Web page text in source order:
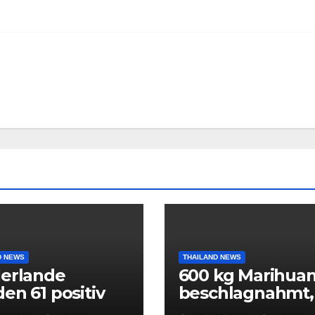
NEWS
61 positiv
THAILAND NEWS
600 kg
beschlagnahmt,
fünf